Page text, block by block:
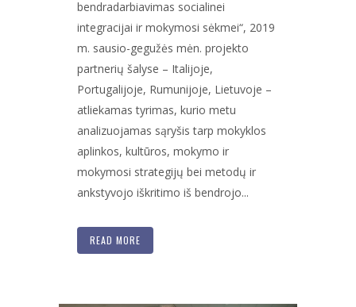
bendradarbiavimas socialinei
integracijai ir mokymosi sėkmei“, 2019
m. sausio-gegužės mėn. projekto
partnerių šalyse – Italijoje,
Portugalijoje, Rumunijoje, Lietuvoje –
atliekamas tyrimas, kurio metu
analizuojamas sąryšis tarp mokyklos
aplinkos, kultūros, mokymo ir
mokymosi strategijų bei metodų ir
ankstyvojo iškritimo iš bendrojo...
READ MORE